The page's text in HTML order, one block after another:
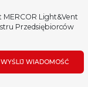
Light&Vent
Przedsiębiorców
WYŚLIJ WIADOMOŚĆ